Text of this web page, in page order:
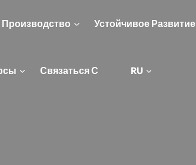
Производство Устойчивое Развитие
Связаться С RU